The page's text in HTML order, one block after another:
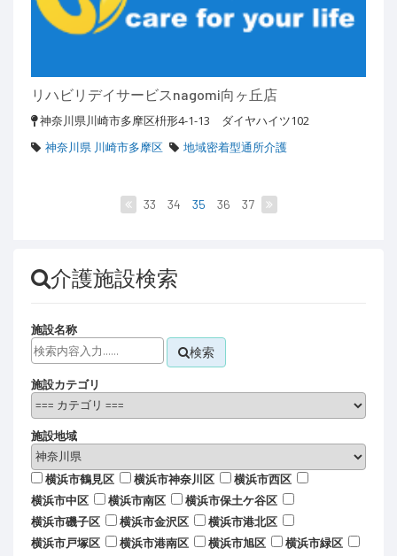
リハビリデイサービスnagomi向ヶ丘店
神奈川県川崎市多摩区枡形4-1-13 ダイヤハイツ102
神奈川県 川崎市多摩区
地域密着型通所介護
33 34 35 36 37
介護施設検索
施設名称
検索
施設カテゴリ
施設地域
横浜市鶴見区 横浜市神奈川区
横浜市西区
横浜市中区
横浜市南区
横浜市保土ケ谷区
横浜市磯子区
横浜市金沢区
横浜市港北区
横浜市戸塚区
横浜市港南区 横浜市旭区
横浜市緑区